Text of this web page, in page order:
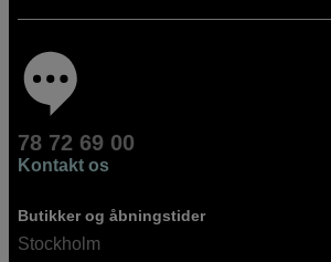
78 72 69 00
Kontakt os
Butikker og åbningstider
Stockholm